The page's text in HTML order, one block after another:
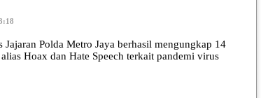
Polda Metro Jaya berhasil mengungkap 14
Hoax dan Hate Speech terkait pandemi virus